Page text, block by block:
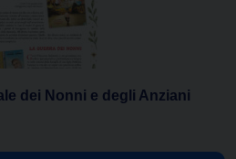
dei Nonni e degli Anziani